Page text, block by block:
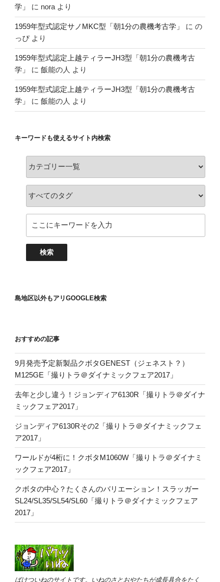
学」 に nora より
1959年型式認定サノMKC型「朝1分の農機考古学」 に の
っぴより
1959年型式認定上越ティラーJH3型「朝1分の農機考古
学」
に 飯能の人 より
1959年型式認定上越ティラーJH3型「朝1分の農機考古
学」
に 飯能の人 より
キーワードも使えるサイト内検索
島地区以外もアリGOOGLE検索
おすすめの記事
9月発売予定新製品クボタGENEST（ジェネスト？）
M125GE「撮りトラ＠ダイナミックフェア2017」
去年と少し違う！ジョンディア6130R「撮りトラ＠ダイナ
ミックフェア2017」
ジョンディア6130Rその2「撮りトラ＠ダイナミックフェ
ア2017」
ワールドが4桁に！クボタM1060W「撮りトラ＠ダイナミ
ックフェア2017」
クボタの中心？たくさんのバリエーション！スラッガー
SL24/SL35/SL54/SL60「撮りトラ＠ダイナミックフェア
2017」
ばけついねのサイトです。いねのさとおやたちが成長具合をたく